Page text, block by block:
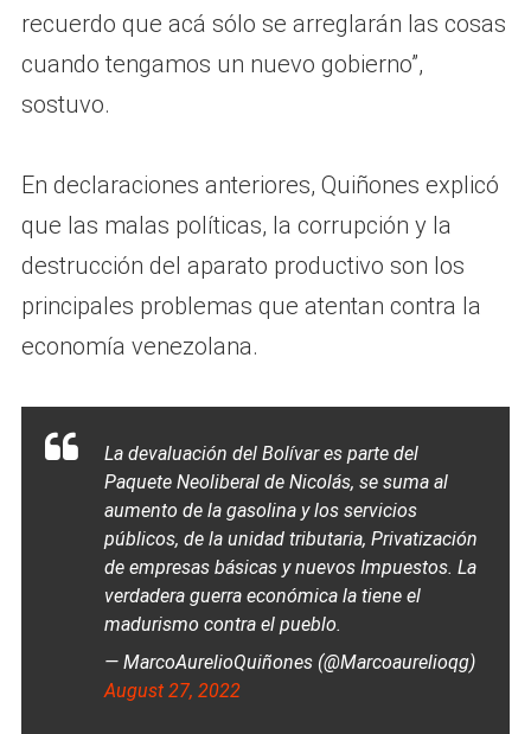
recuerdo que acá sólo se arreglarán las cosas
cuando tengamos un nuevo gobierno”,
sostuvo.
En declaraciones anteriores, Quiñones explicó
que las malas políticas, la corrupción y la
destrucción del aparato productivo son los
principales problemas que atentan contra la
economía venezolana.
La devaluación del Bolívar es parte del
Paquete Neoliberal de Nicolás, se suma al
aumento de la gasolina y los servicios
públicos, de la unidad tributaria, Privatización
de empresas básicas y nuevos Impuestos. La
verdadera guerra económica la tiene el
madurismo contra el pueblo.
— MarcoAurelioQuiñones (@Marcoaurelioqg)
August 27, 2022